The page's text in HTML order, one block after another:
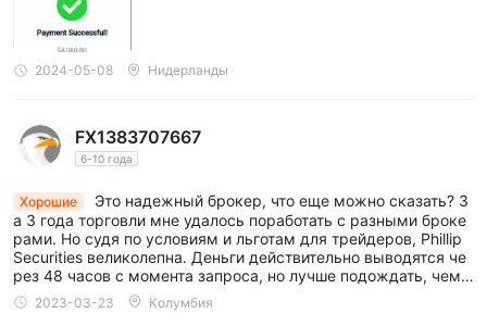
2024-05-08 Нидерланды
FX1383707667
6-10 года
Хорошие
Это надежный брокер, что еще можно сказать? З
а 3 года торговли мне удалось поработать с разными броке
рами. Но судя по условиям и льготам для трейдеров, Phillip
Securities великолепна. Деньги действительно выводятся че
рез 48 часов с момента запроса, но лучше подождать, чем н
арваться на мошенников ради сохранности и сохранности д
енег.
2023-03-23 Колумбия